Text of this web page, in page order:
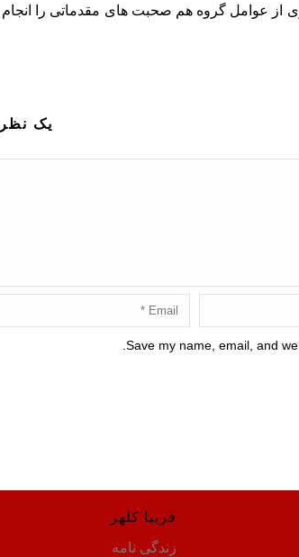
از عوامل گروه هم صحبت های مقدماتی را
یک نظر
Save my name, email, and
فریبا کلهر
زندگی نامه